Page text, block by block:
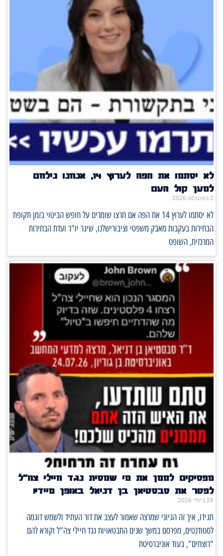
לא יסתמו את הפה לערוץ 14, אנחנו נילחם
למען קול העם
2 באוגוסט 2026
לא יסתמו לערוץ 14 את הפה אם תרצו שומרים על חופש הביטוי בזמן תקופת
הבחירות בעקבות מאבק משפטי וציבורישלנו, שיגר יו"ר ועדת הבחירות
המרכזית, השופט
מפסיקים לממן את מי שמסית נגד חיילי צה"ל
לפטר את סבסטיאן בן דניאל באופן מיידי!
28 ביולי 2026
תגידו, איך זה הגיוני שמרצה שאמור לעצב את דור העתיד ולשמש דוגמה
לסטודנטים, מפרסם במשך שנים התבטאויות נגד חיילי צה"ל וקורא להם
"רוצחים", בעוד אוניברסיטת